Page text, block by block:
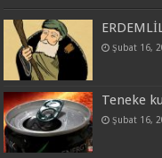
Şubat 16,
Teneke
Şubat 16,